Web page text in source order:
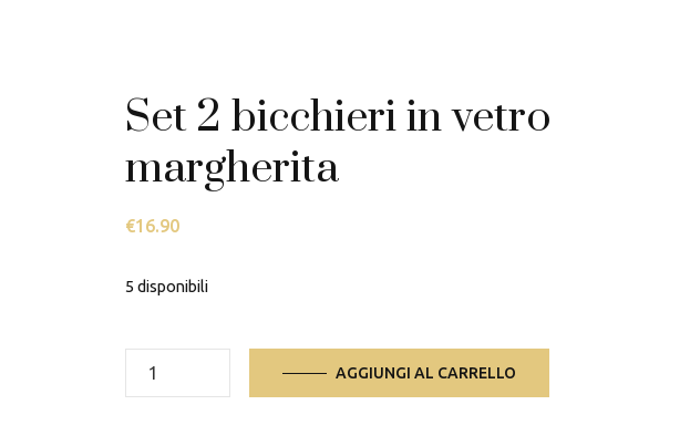
Set 2 bicchieri in vetro
margherita
€16.90
5 disponibili
Set
AGGIUNGI AL CARRELLO